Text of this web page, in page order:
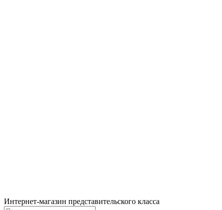
Интернет-магазин представительского класса